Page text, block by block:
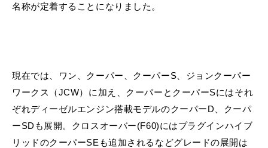
名称が定着することになりました。
現在では、ワン、クーパー、クーパーS、ジョンクーパー
ワークス（JCW）に加え、クーパーとクーパーSにはそれ
ぞれディーゼルエンジン搭載モデルのクーパーD、クーパ
ーSDも展開。クロスオーバー(F60)にはプラグインハイブ
リッドのクーパーSEも追加されるなどグレードの展開は